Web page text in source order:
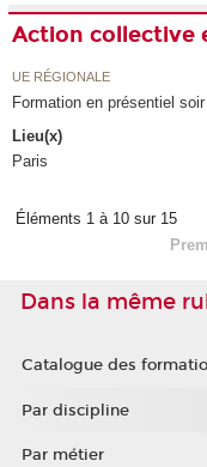
Action collective
UE RÉGIONALE
Formation en présentiel
Lieu(x)
Paris
Éléments 1 à 10 sur 15
Dans la même
Catalogue des
Par discipline
Par métier